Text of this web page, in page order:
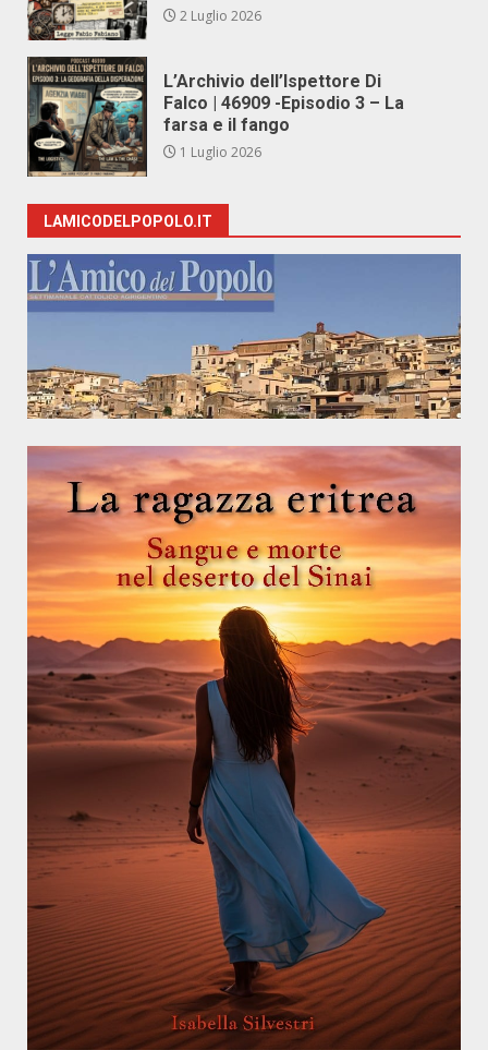
2 Luglio 2026
L’Archivio dell’Ispettore Di
Falco | 46909 -Episodio 3 – La
farsa e il fango
1 Luglio 2026
LAMICODELPOPOLO.IT